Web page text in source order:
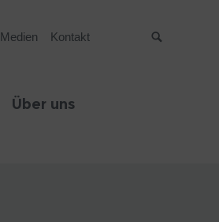
Medien Kontakt
Über uns